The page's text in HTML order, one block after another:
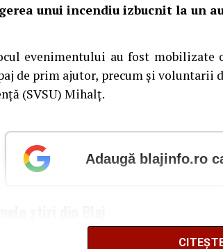
unui incendiu izbucnit la un
evenimentului au fost mobilizate
de prim ajutor, precum și
(SVSU) Mihalț.
Adaugă blajinfo.ro
La Blaj a fost inaugurat primul centru de zi